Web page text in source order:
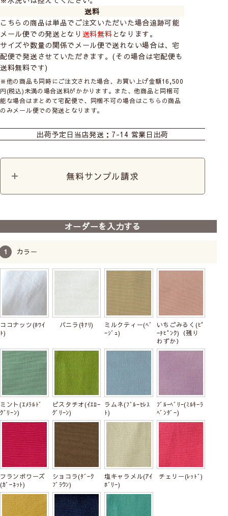
ホワイト
ン
※モニターの設定や環境により、実際の商品の色と異な
パソコンでは分からない生地の質感や実際の色は無料サ
ポール通し部分がスッキリしたフラットタイプと上部に
フリルがついたステッチタイプの2種類の縫製からお選
びいただけます。シンプルにすきっと見せたい場合はフ
ラットタイプ、生地を寄せてかわいらしく見せたい場合
はステッチタイプがおすすめです。
天然素材のいいところ
送料
こちらの商品は単品でご注文いただいた場合追跡可能
メール便での発送となり 送料無料となります。
サイズや数量の関係でメール便で送れない場合は、宅
配便で発送させていただきます。(その場合は宅配便も
送料無料です)
※他の商品も同時にご注文された場合、お買い上げ金額16,500
円(税込)未満の場合送料がかかります。また、他商品と同梱可
能な場合はまとめて宅配便で、同梱不可の場合はこちらの商品
のみメール便での発送となります。
シェード幕体 カフェ マルチクロス
カット生地
出荷予定日 当店発送：7-14 営業日出荷
無料サンプル請求
オーダーを入力する
カラー
ココナッツ(ﾎﾜｲ
ﾄ)
バニラ(ｷﾅﾘ)
ミルクティー(ﾍﾞ
ｰｼﾞｭ)
いちごみるく(ﾋﾟ
ｰﾁﾋﾟﾝｸ)（残り
わずか）
ミント(ｴﾒﾗﾙﾄﾞ
ｸﾞﾘｰﾝ)
ピスタチオ(ｲｴﾛｰ
ｸﾞﾘｰﾝ)
ラムネ(ﾌﾞﾙｰｾﾚｽ
ﾄ)
ﾌﾞﾙｰﾍﾞﾘｰ(ﾐﾙｷｰﾗ
ﾍﾞﾝﾀﾞｰ)
フランボワーズ
(ｶﾞｰﾈｯﾄ)
ショコラ(ﾀﾞｰｸ
ﾌﾞﾗｳﾝ)
塩キャラメル(ｱｲ
ﾎﾞﾘｰ)
チェリー(ﾚｯﾄﾞ)